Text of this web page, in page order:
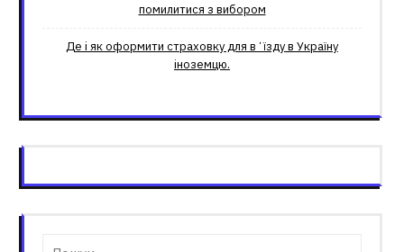
помилитися з вибором
Де і як оформити страховку для вʼїзду в Україну
іноземцю.